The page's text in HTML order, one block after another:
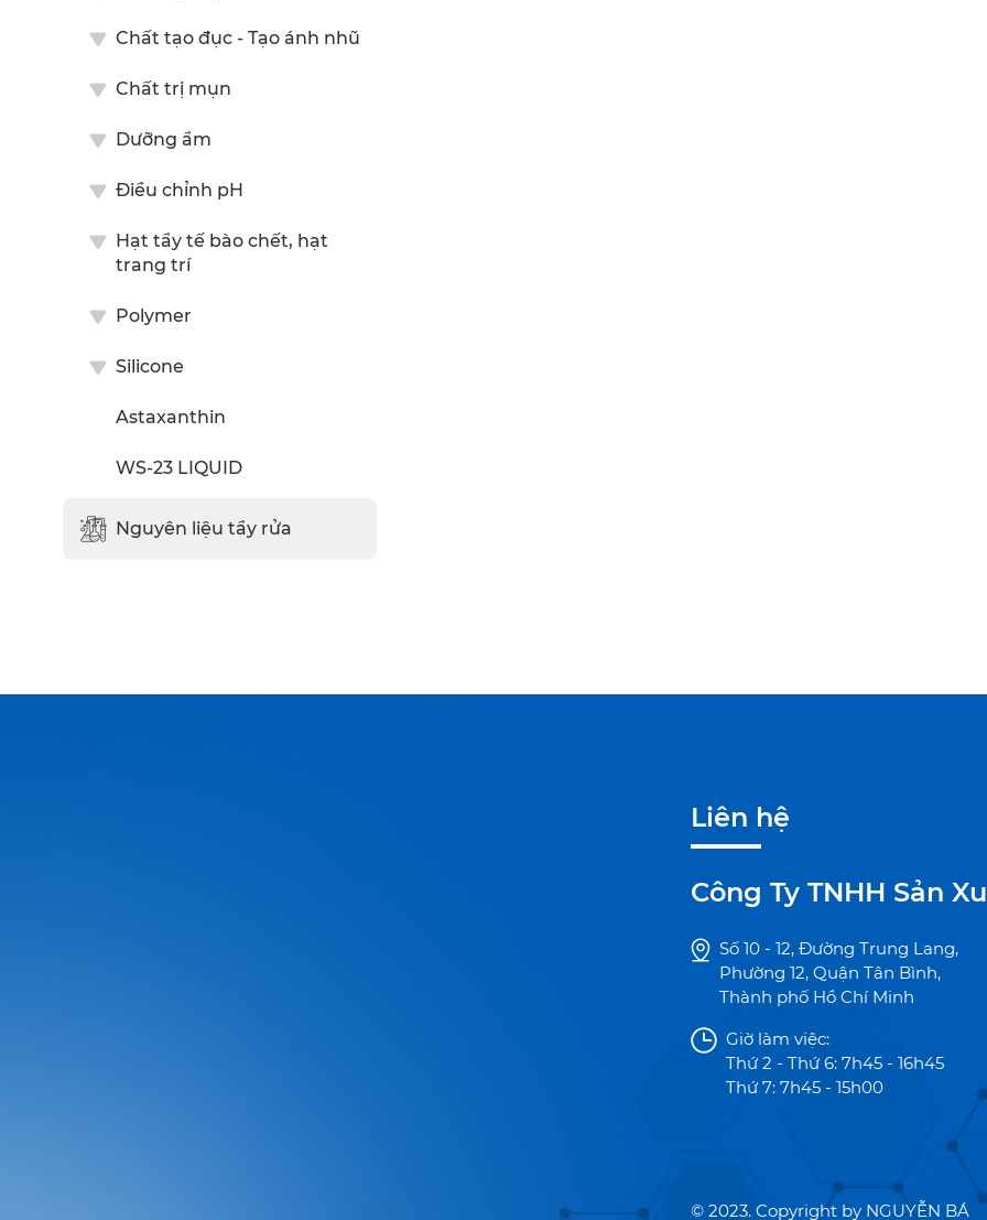
Chất tạo đục - Tạo ánh nhũ
Chất trị mụn
Dưỡng ẩm
Điều chỉnh pH
Hạt tẩy tế bào chết, hạt
trang trí
Polymer
Silicone
Astaxanthin
WS-23 LIQUID
Nguyên liệu tẩy rửa
Liên hệ
Công Ty TNHH Sản
Số 10 - 12, Đường Trung Lang,
Phường 12, Quận Tân Bình,
Thành phố Hồ Chí Minh
Giờ làm việc:
Thứ 2 - Thứ 6: 7h45 - 16h45
Thứ 7: 7h45 - 15h00
© 2023. Copyright by NGUYỄN BÁ